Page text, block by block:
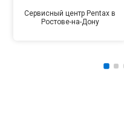
Сервисный центр Pentax в
Ростове-на-Дону